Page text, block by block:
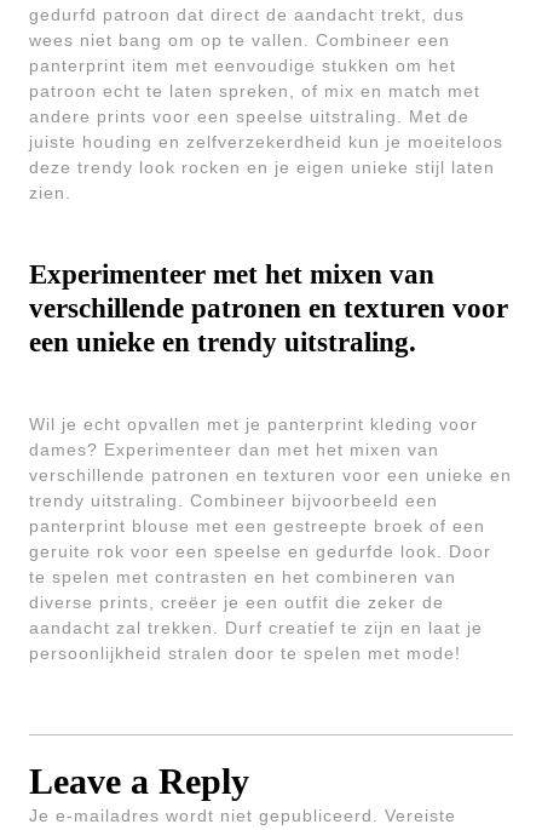
gedurfd patroon dat direct de aandacht trekt, dus
wees niet bang om op te vallen. Combineer een
panterprint item met eenvoudige stukken om het
patroon echt te laten spreken, of mix en match met
andere prints voor een speelse uitstraling. Met de
juiste houding en zelfverzekerdheid kun je moeiteloos
deze trendy look rocken en je eigen unieke stijl laten
zien.
Experimenteer met het mixen van
verschillende patronen en texturen voor
een unieke en trendy uitstraling.
Wil je echt opvallen met je panterprint kleding voor
dames? Experimenteer dan met het mixen van
verschillende patronen en texturen voor een unieke en
trendy uitstraling. Combineer bijvoorbeeld een
panterprint blouse met een gestreepte broek of een
geruite rok voor een speelse en gedurfde look. Door
te spelen met contrasten en het combineren van
diverse prints, creëer je een outfit die zeker de
aandacht zal trekken. Durf creatief te zijn en laat je
persoonlijkheid stralen door te spelen met mode!
Leave a Reply
Je e-mailadres wordt niet gepubliceerd.
Vereiste